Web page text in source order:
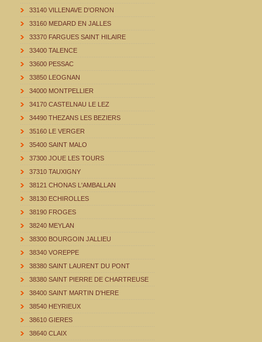
33140 VILLENAVE D'ORNON
33160 MEDARD EN JALLES
33370 FARGUES SAINT HILAIRE
33400 TALENCE
33600 PESSAC
33850 LEOGNAN
34000 MONTPELLIER
34170 CASTELNAU LE LEZ
34490 THEZANS LES BEZIERS
35160 LE VERGER
35400 SAINT MALO
37300 JOUE LES TOURS
37310 TAUXIGNY
38121 CHONAS L'AMBALLAN
38130 ECHIROLLES
38190 FROGES
38240 MEYLAN
38300 BOURGOIN JALLIEU
38340 VOREPPE
38380 SAINT LAURENT DU PONT
38380 SAINT PIERRE DE CHARTREUSE
38400 SAINT MARTIN D'HERE
38540 HEYRIEUX
38610 GIERES
38640 CLAIX